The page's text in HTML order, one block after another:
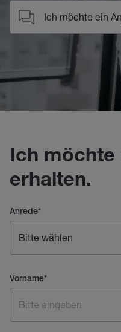
Ich möchte
erhalten.
Anrede*
Vorname*